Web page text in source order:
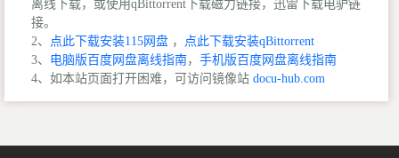
离线下载，或使用qBittorrent下载磁力链接，迅雷下载电驴链
接。
2、
点此下载安装115网盘 ，
点此下载安装qBittorrent
3、 电脑版百度网盘离线指南， 手机版百度网盘离线指南
4、如本站页面打开困难，可访问镜像站 docu-hub.com